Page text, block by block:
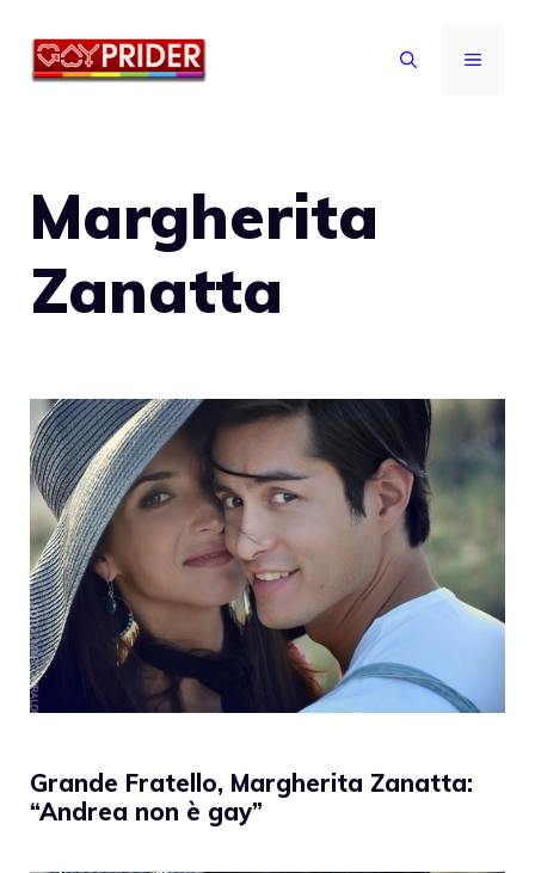
MENU
Margherita
Zanatta
Grande Fratello, Margherita Zanatta:
“Andrea non è gay”